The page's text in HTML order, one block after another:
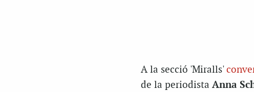
A la secció 'Miralls'
de la periodista Anna